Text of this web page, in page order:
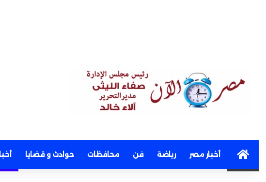
Homeأخبار مصر رياضة فن محافظات حوادث و قضايا